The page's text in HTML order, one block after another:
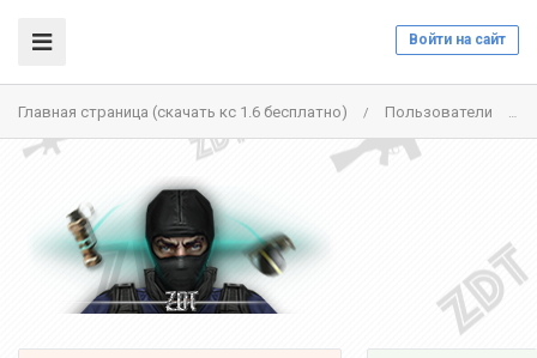
Войти на сайт
Главная страница (скачать кс 1.6 бесплатно) / Пользователи